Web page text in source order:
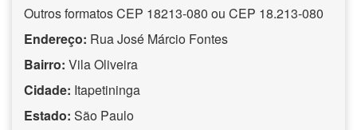
Outros formatos CEP 18213-080 ou CEP 18.213-080
Endereço: Rua José Márcio Fontes
Bairro: Vila Oliveira
Cidade: Itapetininga
Estado: São Paulo